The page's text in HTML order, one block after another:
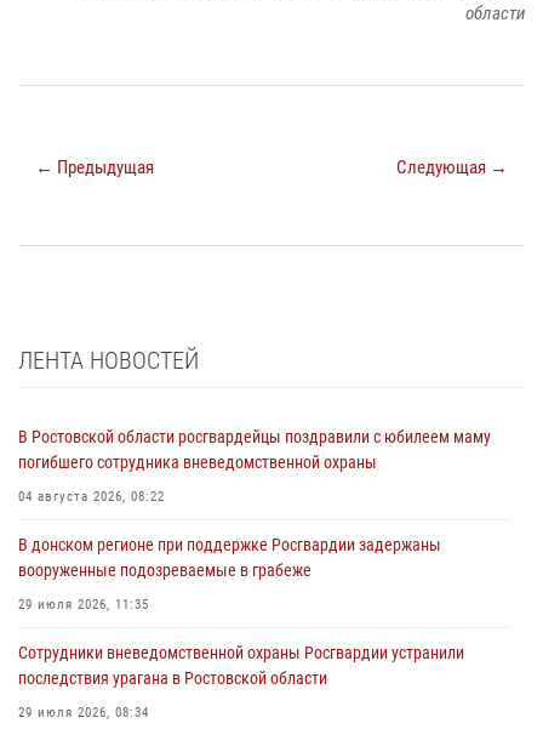
области
← Предыдущая Следующая →
ЛЕНТА НОВОСТЕЙ
В Ростовской области росгвардейцы поздравили с юбилеем маму
погибшего сотрудника вневедомственной охраны
04 августа 2026, 08:22
В донском регионе при поддержке Росгвардии задержаны
вооруженные подозреваемые в грабеже
29 июля 2026, 11:35
Сотрудники вневедомственной охраны Росгвардии устранили
последствия урагана в Ростовской области
29 июля 2026, 08:34